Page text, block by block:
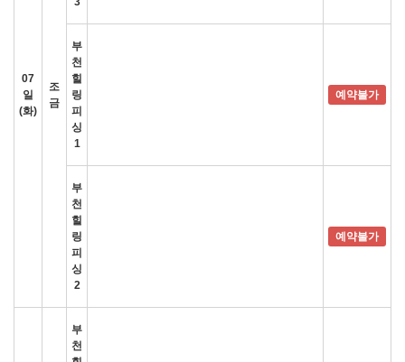
07
일
(화)
조
금
부
천
힐
링
피
싱
1
예약불가
부
천
힐
링
피
싱
2
예약불가
부
천